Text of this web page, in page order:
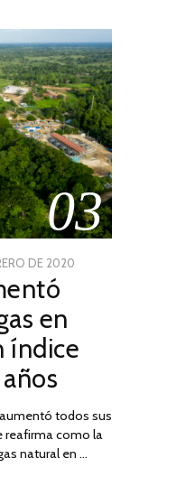
03
DE 2020
2025
en
índice
todos sus
reafirma como la
natural en …